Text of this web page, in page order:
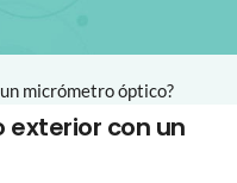
micrómetro óptico?
con un